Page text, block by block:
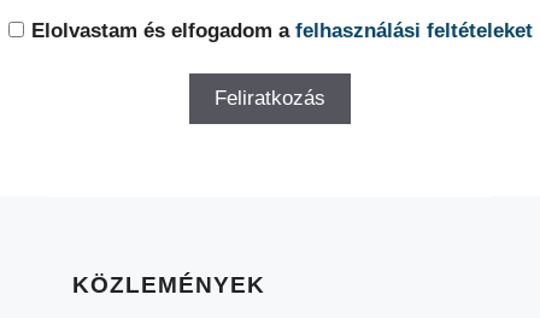
Elolvastam és elfogadom a felhasználási feltételeket
KÖZLEMÉNYEK